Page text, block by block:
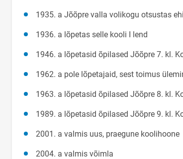
1935. a Jõõpre valla volikogu otsustas
1936. a lõpetas selle kooli I lend
1946. a lõpetasid õpilased Jõõpre 7. kl.
1962. a pole lõpetajaid, sest toimus
1963. a lõpetasid õpilased Jõõpre 8. kl.
1989. a lõpetasid õpilased Jõõpre 9. kl.
2001. a valmis uus, praegune koolihoone
2004. a valmis võimla